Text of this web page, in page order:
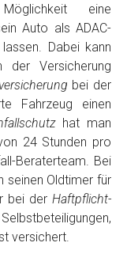
eine
Auto als ADAC-
Dabei kann
der Versicherung
bei der
Fahrzeug einen
hat man
24 Stunden pro
Beraterteam. Bei
seinen Oldtimer für
bei der Haftpflicht-
versichert.